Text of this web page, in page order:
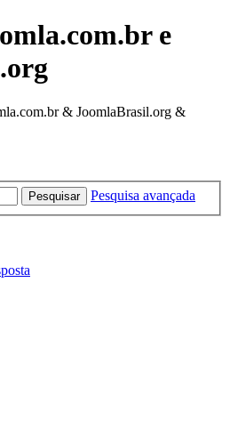
e
& JoomlaBrasil.org &
Pesquisar Pesquisa avançada